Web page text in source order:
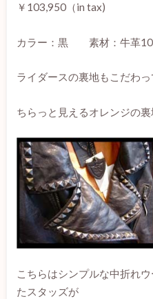
￥103,950（in tax)
カラー：黒 素材：牛革
ライダースの裏地もこだわっ
ちらっと見えるオレンジの
こちらはシンプルな中折れ
たスタッズが